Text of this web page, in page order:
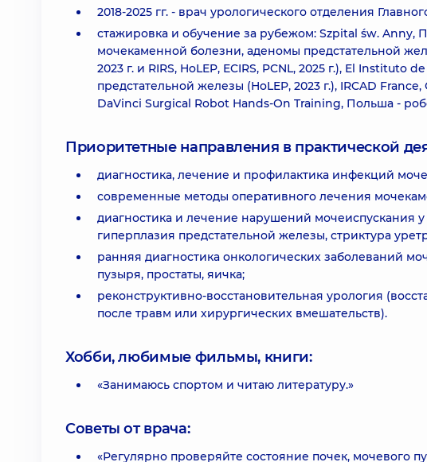
2018-2025 гг. - врач урологического отделения
стажировка и обучение за рубежом: Szpital św. Anny,
мочекаменной болезни, аденомы предстательной
2023 г. и RIRS, HoLEP, ECIRS, PCNL, 2025 г.), El
предстательной железы (HoLEP, 2023 г.), IRCAD
DaVinci Surgical Robot Hands-On Training, Польша -
Приоритетные направления в практической
диагностика, лечение и профилактика инфекций
современные методы оперативного лечения
диагностика и лечение нарушений мочеиспускания
гиперплазия предстательной железы, стриктура
ранняя диагностика онкологических заболеваний
пузыря, простаты, яичка;
реконструктивно-восстановительная урология
после травм или хирургических вмешательств).
Хобби, любимые фильмы, книги:
«Занимаюсь спортом и читаю литературу.»
Советы от врача:
«Регулярно проверяйте состояние почек, мочевого